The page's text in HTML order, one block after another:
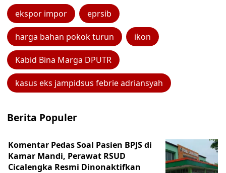
ekspor impor eprsib
harga bahan pokok turun ikon
Kabid Bina Marga DPUTR
kasus eks jampidsus febrie adriansyah
Berita Populer
Komentar Pedas Soal Pasien BPJS di
Kamar Mandi, Perawat RSUD
Cicalengka Resmi Dinonaktifkan